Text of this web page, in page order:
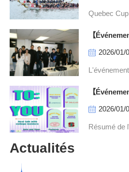
Quebec
stance à
【
é avec2026/01/
e d'Aide à
【
2026/01/
Résumé de
Actualités